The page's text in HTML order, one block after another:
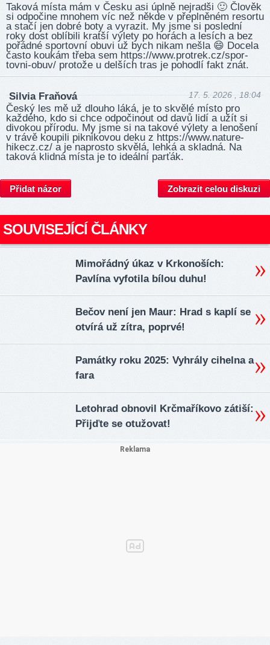
Taková místa mám v Česku asi úplně nejradši 🙂 Člověk
si odpočine mnohem víc než někde v přeplněném resortu
a stačí jen dobré boty a vyrazit. My jsme si poslední
roky dost oblíbili kratší výlety po horách a lesích a bez
pořádné sportovní obuvi už bych nikam nešla 😄 Docela
často koukám třeba sem http­s://ww­w.pr­otre­k.cz­/spor­
tovni-obuv/ protože u delších tras je pohodlí fakt znát.
Silvia Fraňová 17. 5. 2026 , 18:04
Český les mě už dlouho láká, je to skvělé místo pro
každého, kdo si chce odpočinout od davů lidí a užít si
divokou přírodu. My jsme si na takové výlety a lenošení
v trávě koupili piknikovou deku z http­s://ww­w.na­ture­
hikec­z.cz/ a je naprosto skvělá, lehká a skladná. Na
taková klidná místa je to ideální parťák.
Přidat názor Zobrazit celou diskuzi
SOUVISEJÍCÍ ČLÁNKY
Mimořádný úkaz v Krkonoších:
Pavlína vyfotila bílou duhu!
Bečov není jen Maur: Hrad s kaplí se
otvírá už zítra, poprvé!
Památky roku 2025: Vyhrály cihelna a
fara
Letohrad obnovil Krčmaříkovo zátiší:
Přijďte se otužovat!